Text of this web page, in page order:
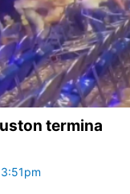
termina